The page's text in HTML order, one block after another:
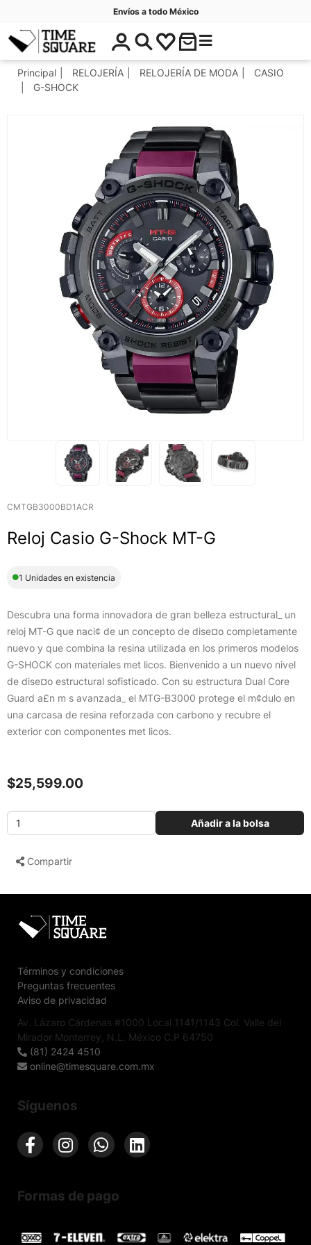
Envíos a todo México
Timesquare
$
0
.
C
t
r
í
a
s
Principal RELOJERÍA RELOJERÍA DE MODA
CASIO
G-SHOCK
CMTGB3000BD1ACR
Reloj Casio G-Shock MT-G
1 Unidades en existencia
Descubra una forma innovadora de gran belleza estructural_ un
reloj MT-G que naci¢ de un concepto de dise¤o completamente
nuevo y que combina la resina utilizada en los primeros modelos
G-SHOCK con materiales met licos. Bienvenido a un nuevo nivel
de dise¤o estructural sofisticado. Con su estructura Dual Core
Guard a£n m s avanzada_ el MTG-B3000 protege el m¢dulo en
una carcasa de resina reforzada con carbono y recubre el
exterior con componentes met licos.
$25,599.00
Añadir a la bolsa
Compartir
Términos y condiciones
Preguntas frecuentes
Aviso de privacidad
Av. Lázaro Cárdenas #1000 Local 1141/1143 Col. Valle del
Mirador Monterrey, N.L. México C.P 64750
(81) 2424 4510
online@timesquare.com.mx
Síguenos
Formas de pago